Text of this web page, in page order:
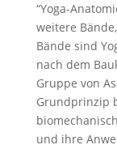
“Yoga-
weitere
Bände sind
nach dem
Gruppe von
Grundprinzip
und ihre